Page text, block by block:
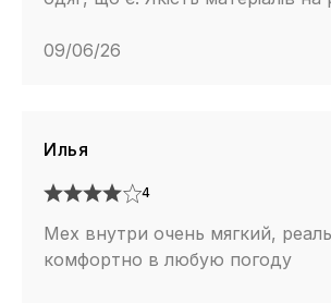
09/06/26
Илья
4
Мех внутри очень мягкий,
комфортно в любую погоду